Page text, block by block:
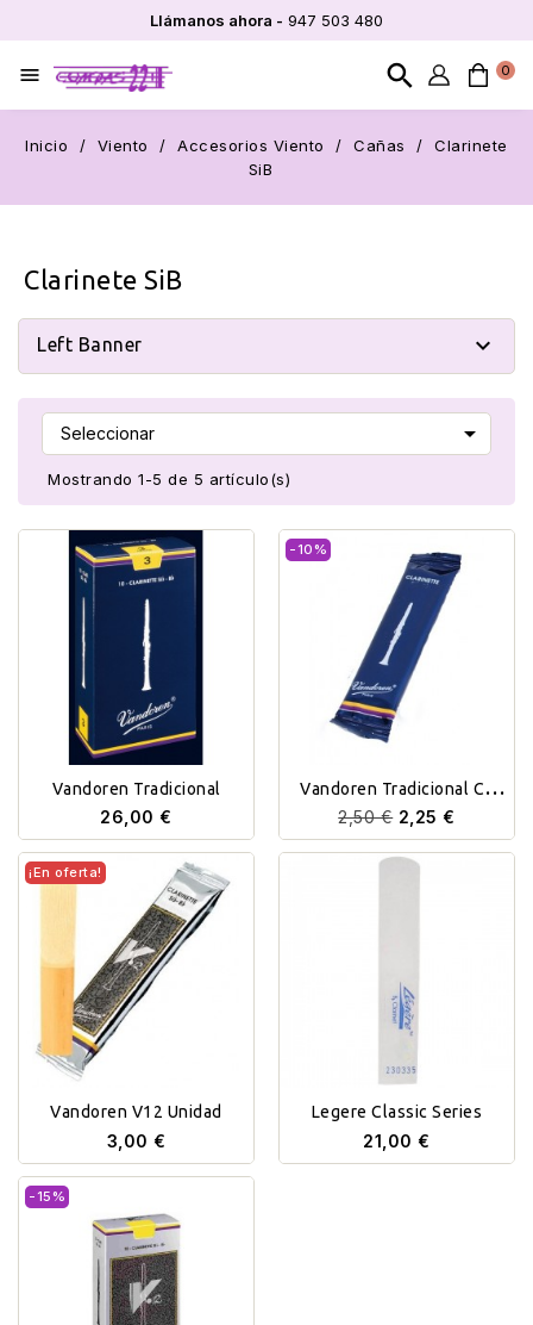
Llámanos ahora - 947 503 480
0
search

Inicio Viento Accesorios Viento Cañas
Clarinete
SiB
Clarinete SiB
Left Banner 
Seleccionar 
Mostrando 1-5 de 5 artículo(s)
Vandoren Tradicional
26,00 €
-10%
Vandoren Tradicional CL
Unidad
2,50 € 2,25 €
¡En oferta!
Vandoren V12 Unidad
3,00 €
Legere Classic Series
21,00 €
-15%